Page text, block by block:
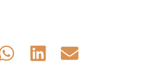
Share
Share
Share